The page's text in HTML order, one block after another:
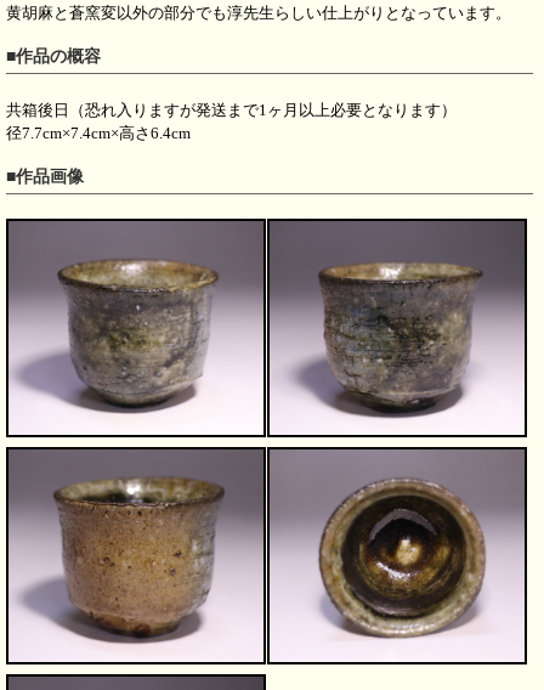
黄胡麻と蒼窯変以外の部分でも淳先生らしい仕上がりとなっています。
■作品の概容
共箱後日（恐れ入りますが発送まで1ヶ月以上必要となります）
径7.7cm×7.4cm×高さ6.4cm
■作品画像